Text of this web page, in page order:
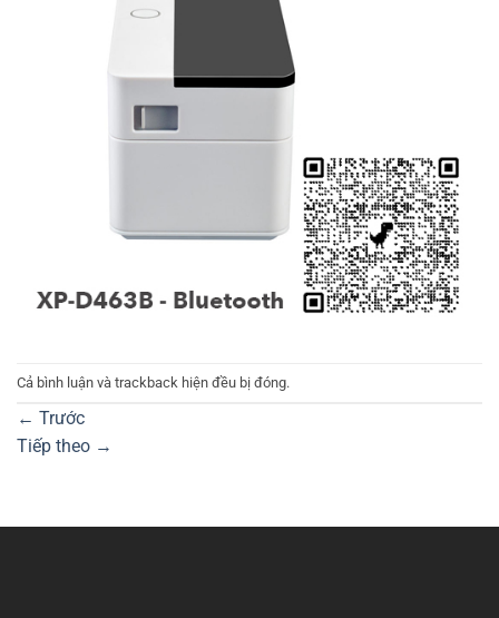
Cả bình luận và trackback hiện đều bị đóng.
← Trước
Tiếp theo →